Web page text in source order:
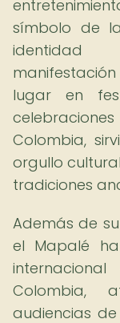
símbolo de
identidad
lugar en
Colombia,
orgullo
tradiciones
Además de
el Mapalé
Colombia,
audiencias